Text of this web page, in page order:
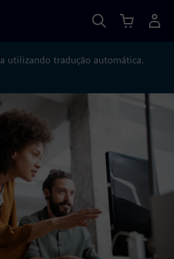
utilizando tradução automática.